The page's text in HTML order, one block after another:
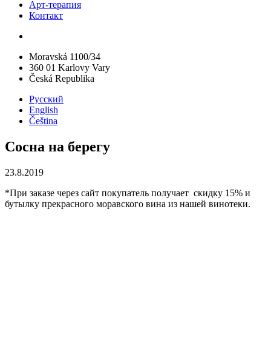
Арт-терапия
Контакт
Moravská 1100/34
360 01 Karlovy Vary
Česká Republika
Русский
English
Čeština
Сосна на берегу
23.8.2019
*При заказе через сайт покупатель получает скидку 15% и
бутылку прекрасного моравского вина из нашей винотеки.